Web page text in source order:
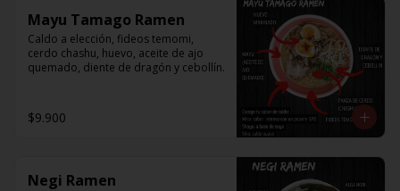
Mayu Tamago Ramen
Caldo a elección, fideos temomi,
cerdo chashu, huevo, aceite de ajo
quemado, diente de dragón y cebollín.
$9.900
Negi Ramen